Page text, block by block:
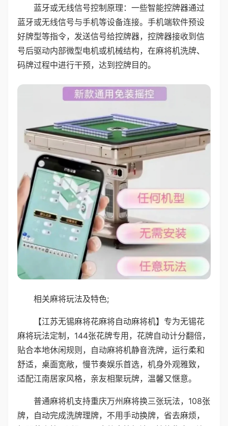
蓝牙或无线信号控制原理：一些智能控牌器通过
蓝牙或无线信号与手机等设备连接。手机端软件预设
好牌型等指令，发送信号给控牌器，控牌器接收到信
号后驱动内部微型电机或机械结构，在麻将机洗牌、
码牌过程中进行干预，达到控牌目的。
相关麻将玩法及特色;
【江苏无锡麻将花麻将自动麻将机】专为无锡花
麻将玩法定制，144张花牌专用，花牌自动计分翻倍，
贴合本地休闲规则，自动麻将机静音洗牌，运行柔和
舒适，桌面宽敞，慢节奏娱乐首选，机身外观雅致，
适配江南居家风格，亲友相聚玩牌，温馨又惬意。
普通麻将机支持重庆万州麻将换三张玩法，108张
牌，自动完成洗牌理牌，不用手动换牌，省去麻烦，